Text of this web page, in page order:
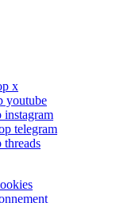
x
youtube
instagram
telegram
threads